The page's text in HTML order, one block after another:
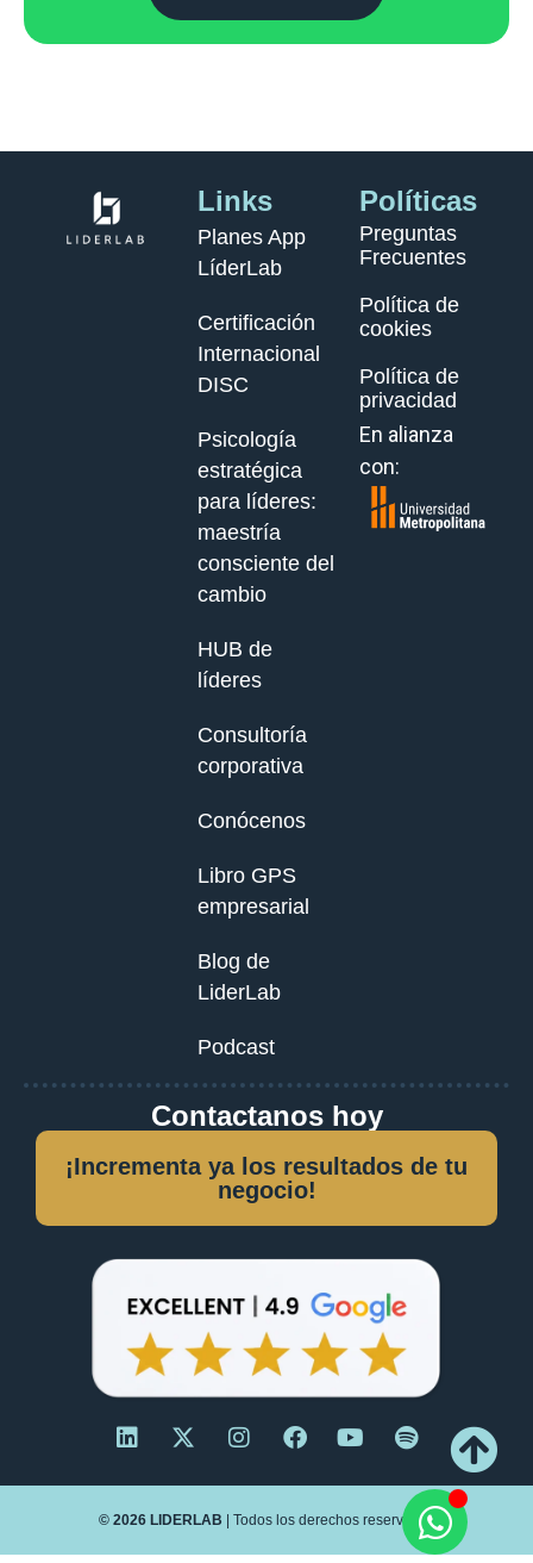
Links
Planes App
LíderLab
Certificación
Internacional
DISC
Psicología
estratégica
para líderes:
maestría
consciente del
cambio
HUB de
líderes
Consultoría
corporativa
Conócenos
Libro GPS
empresarial
Blog de
LiderLab
Podcast
Políticas
Preguntas
Frecuentes
Política de
cookies
Política de
privacidad
En alianza
con:
Contactanos hoy
¡Incrementa ya los resultados de tu
negocio!
© 2026 LIDERLAB | Todos los derechos reservados